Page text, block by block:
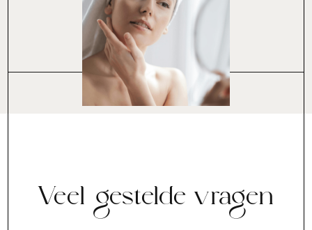
Veel gestelde vragen